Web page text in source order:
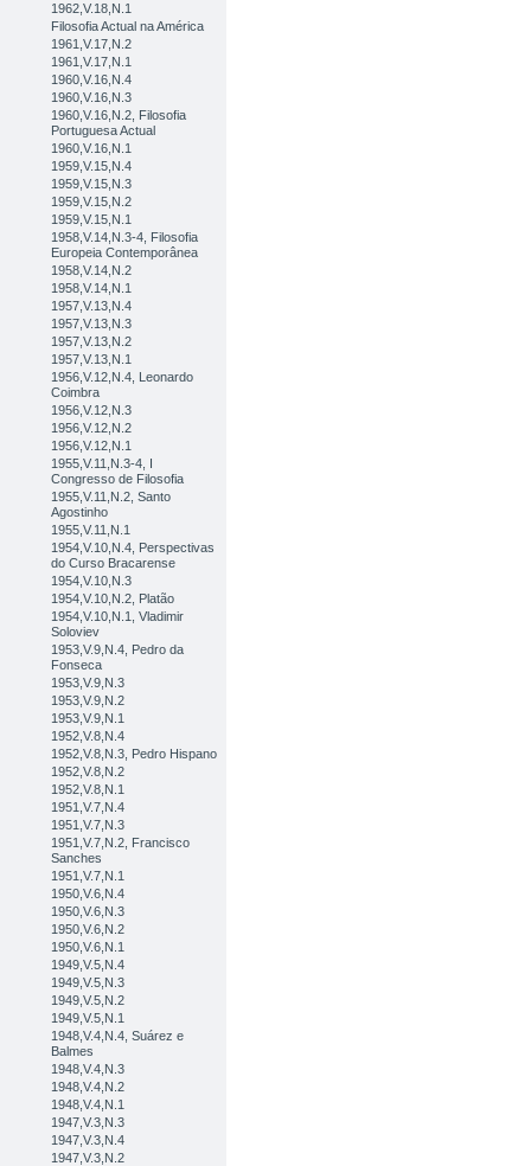
1962,V.18,N.1
Filosofia Actual na América
1961,V.17,N.2
1961,V.17,N.1
1960,V.16,N.4
1960,V.16,N.3
1960,V.16,N.2, Filosofia
Portuguesa Actual
1960,V.16,N.1
1959,V.15,N.4
1959,V.15,N.3
1959,V.15,N.2
1959,V.15,N.1
1958,V.14,N.3-4, Filosofia
Europeia Contemporânea
1958,V.14,N.2
1958,V.14,N.1
1957,V.13,N.4
1957,V.13,N.3
1957,V.13,N.2
1957,V.13,N.1
1956,V.12,N.4, Leonardo
Coimbra
1956,V.12,N.3
1956,V.12,N.2
1956,V.12,N.1
1955,V.11,N.3-4, I
Congresso de Filosofia
1955,V.11,N.2, Santo
Agostinho
1955,V.11,N.1
1954,V.10,N.4, Perspectivas
do Curso Bracarense
1954,V.10,N.3
1954,V.10,N.2, Platão
1954,V.10,N.1, Vladimir
Soloviev
1953,V.9,N.4, Pedro da
Fonseca
1953,V.9,N.3
1953,V.9,N.2
1953,V.9,N.1
1952,V.8,N.4
1952,V.8,N.3, Pedro Hispano
1952,V.8,N.2
1952,V.8,N.1
1951,V.7,N.4
1951,V.7,N.3
1951,V.7,N.2, Francisco
Sanches
1951,V.7,N.1
1950,V.6,N.4
1950,V.6,N.3
1950,V.6,N.2
1950,V.6,N.1
1949,V.5,N.4
1949,V.5,N.3
1949,V.5,N.2
1949,V.5,N.1
1948,V.4,N.4, Suárez e
Balmes
1948,V.4,N.3
1948,V.4,N.2
1948,V.4,N.1
1947,V.3,N.3
1947,V.3,N.4
1947,V.3,N.2